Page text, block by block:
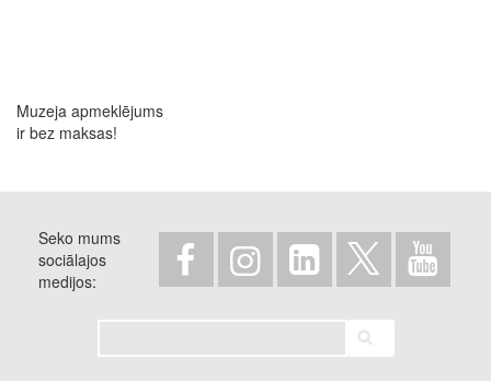
Muzeja apmeklējums
ir bez maksas!
Seko mums
sociālajos
medijos